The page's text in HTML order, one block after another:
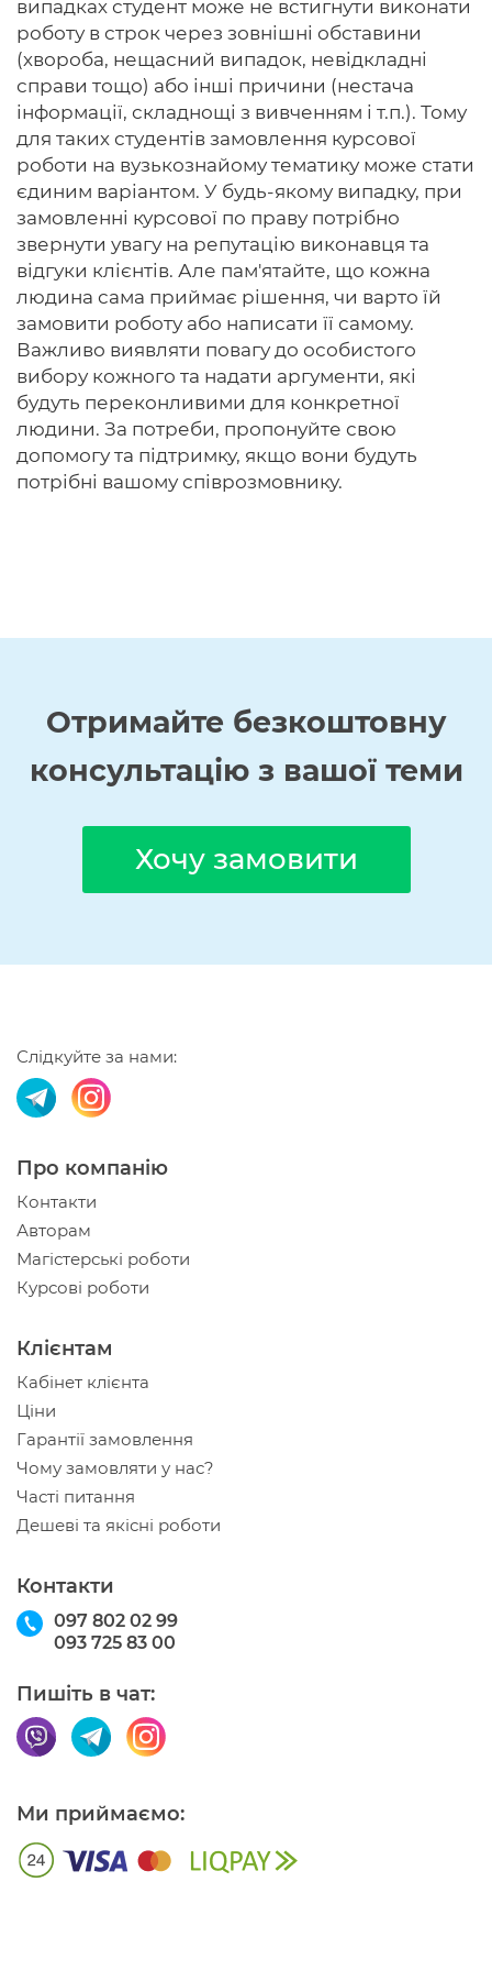
випадках студент може не встигнути виконати
роботу в строк через зовнішні обставини
(хвороба, нещасний випадок, невідкладні
справи тощо) або інші причини (нестача
інформації, складнощі з вивченням і т.п.). Тому
для таких студентів замовлення курсової
роботи на вузькознайому тематику може стати
єдиним варіантом. У будь-якому випадку, при
замовленні курсової по праву потрібно
звернути увагу на репутацію виконавця та
відгуки клієнтів. Але пам'ятайте, що кожна
людина сама приймає рішення, чи варто їй
замовити роботу або написати її самому.
Важливо виявляти повагу до особистого
вибору кожного та надати аргументи, які
будуть переконливими для конкретної
людини. За потреби, пропонуйте свою
допомогу та підтримку, якщо вони будуть
потрібні вашому співрозмовнику.
Отримайте безкоштовну
консультацію з вашої теми
Хочу замовити
Слідкуйте за нами:
Про компанію
Контакти
Авторам
Магістерські роботи
Курсові роботи
Клієнтам
Кабінет клієнта
Ціни
Гарантії замовлення
Чому замовляти у нас?
Часті питання
Дешеві та якісні роботи
Контакти
097 802 02 99
093 725 83 00
Пишіть в чат:
Ми приймаємо: